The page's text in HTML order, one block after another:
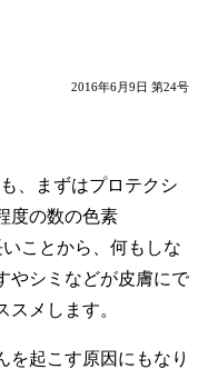
2016年6月9日 第24号
、まずはプロテクシ
度の数の色素
ことから、何もしな
やシミなどが皮膚にで
スメします。
起こす原因にもなり